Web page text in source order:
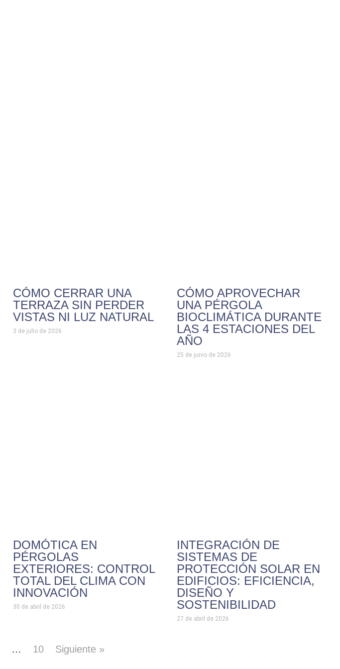
CÓMO CERRAR UNA
TERRAZA SIN PERDER
VISTAS NI LUZ NATURAL
3 de julio de 2026
CÓMO APROVECHAR
UNA PÉRGOLA
BIOCLIMÁTICA DURANTE
LAS 4 ESTACIONES DEL
AÑO
25 de junio de 2026
DOMÓTICA EN
PÉRGOLAS
EXTERIORES: CONTROL
TOTAL DEL CLIMA CON
INNOVACIÓN
30 de abril de 2026
INTEGRACIÓN DE
SISTEMAS DE
PROTECCIÓN SOLAR EN
EDIFICIOS: EFICIENCIA,
DISEÑO Y
SOSTENIBILIDAD
27 de abril de 2026
… 10 Siguiente »